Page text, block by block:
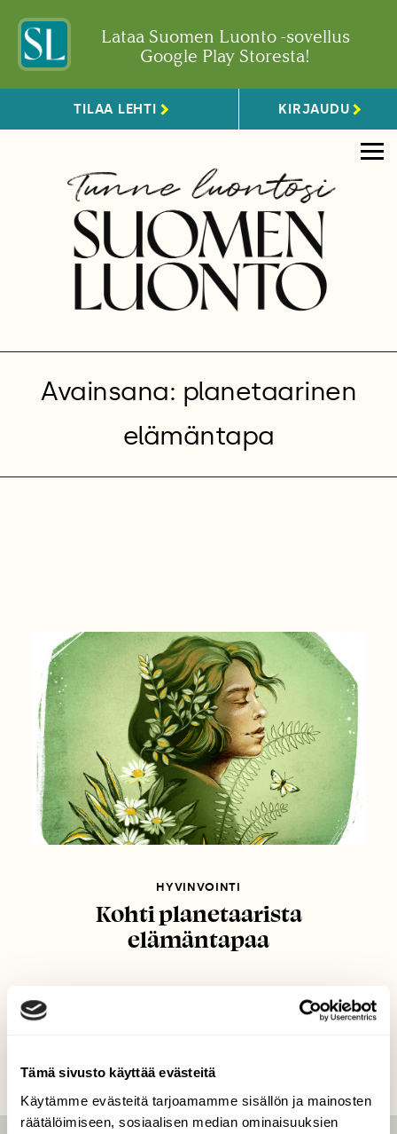
Tämä sivusto käyttää evästeitä
Käytämme evästeitä tarjoamamme sisällön ja mainosten
räätälöimiseen, sosiaalisen median ominaisuuksien
Lataa Suomen Luonto -sovellus
Google Play Storesta!
TILAA LEHTI KIRJAUDU
Avainsana: planetaarinen
elämäntapa
HYVINVOINTI
Kohti planetaarista
elämäntapaa